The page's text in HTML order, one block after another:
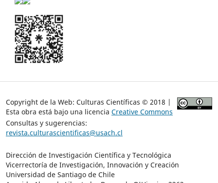
Copyright de la Web: Culturas Científicas © 2018 |
Esta obra está bajo una licencia Creative Commons
Consultas y sugerencias:
revista.culturascientificas@usach.cl
Dirección de Investigación Científica y Tecnológica
Vicerrectoría de Investigación, Innovación y Creación
Universidad de Santiago de Chile